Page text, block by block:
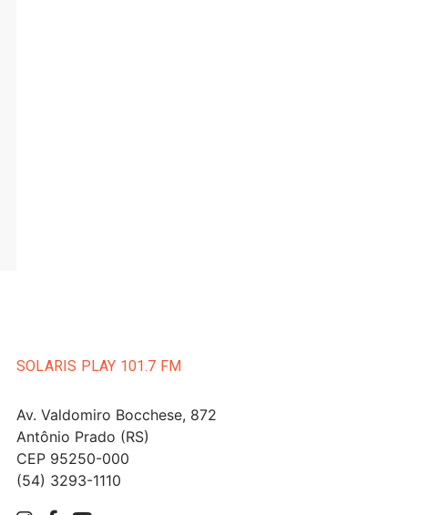
SOLARIS PLAY 101.7 FM
Av. Valdomiro Bocchese, 872
Antônio Prado (RS)
CEP 95250-000
(54) 3293-1110